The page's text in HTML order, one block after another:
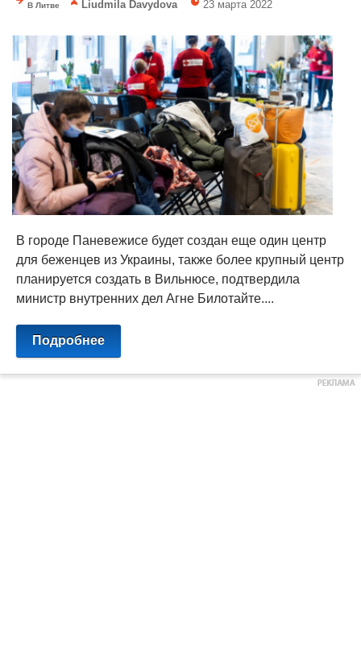
В Литве Liudmila Davydova 23 марта 2022
В городе Паневежисе будет создан еще один центр
для беженцев из Украины, также более крупный центр
планируется создать в Вильнюсе, подтвердила
министр внутренних дел Агне Билотайте....
Подробнее